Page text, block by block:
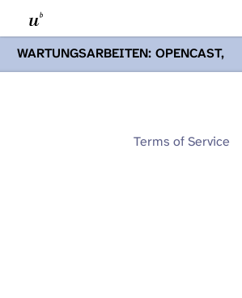
WARTUNGSARBEITEN: OPENCAST,
PODCASTS & TOBIRA
Mi 19. August
Opencast-Videos und Tobira nicht zur
Terms of Service